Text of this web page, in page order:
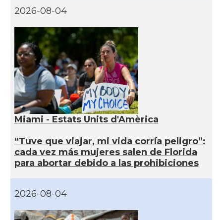
2026-08-04
Miami - Estats Units d'Amèrica
“Tuve que viajar, mi vida corría peligro”:
cada vez más mujeres salen de Florida
para abortar debido a las prohibiciones
2026-08-04